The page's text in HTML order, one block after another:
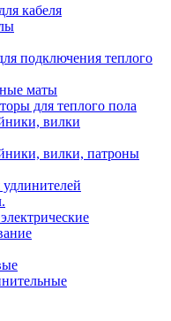
кабеля
подключения теплого
маты
для теплого пола
вилки
вилки, патроны